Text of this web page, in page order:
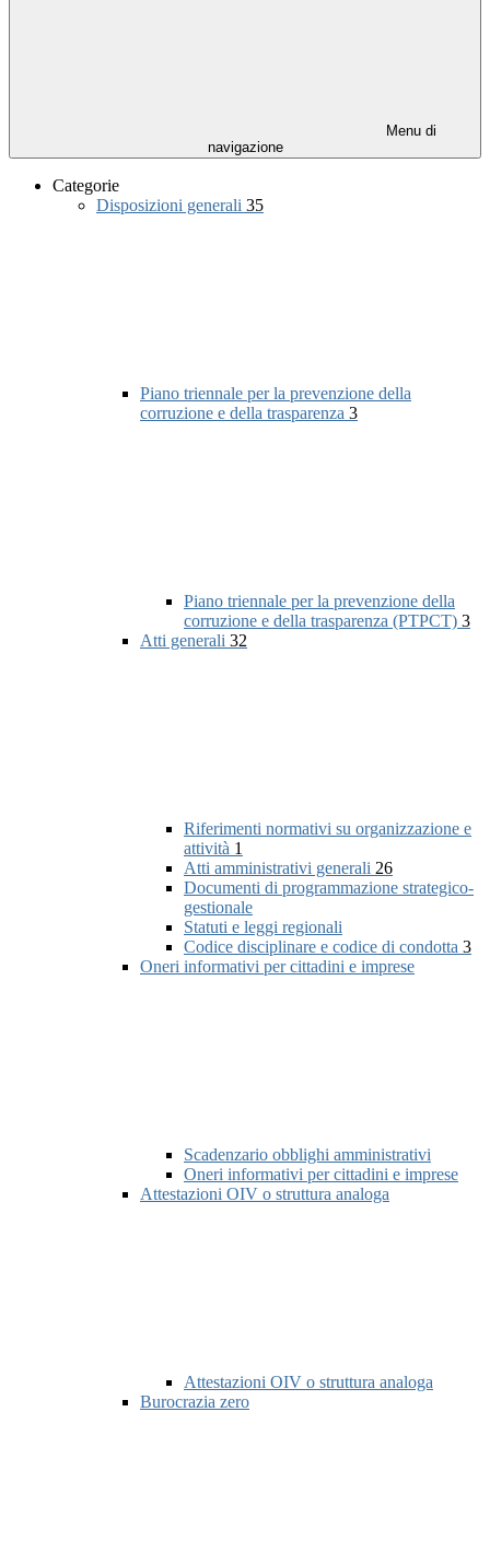
Menu di
navigazione
Categorie
Disposizioni generali 35
Piano triennale per la prevenzione della
corruzione e della trasparenza 3
Piano triennale per la prevenzione della
corruzione e della trasparenza (PTPCT) 3
Atti generali 32
Riferimenti normativi su organizzazione e
attività 1
Atti amministrativi generali 26
Documenti di programmazione strategico-
gestionale
Statuti e leggi regionali
Codice disciplinare e codice di condotta 3
Oneri informativi per cittadini e imprese
Scadenzario obblighi amministrativi
Oneri informativi per cittadini e imprese
Attestazioni OIV o struttura analoga
Attestazioni OIV o struttura analoga
Burocrazia zero